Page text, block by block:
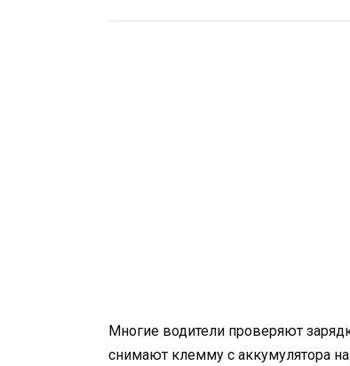
Многие водители проверяют
снимают клемму с аккумулятора